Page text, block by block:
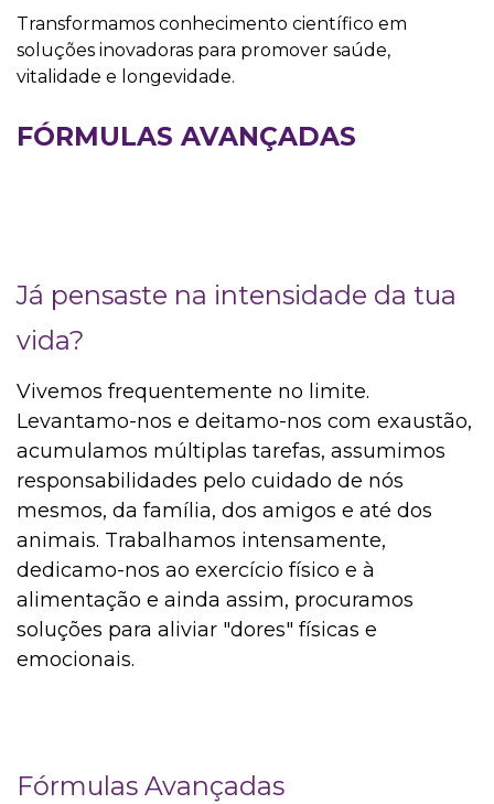
Transformamos conhecimento científico em
soluções inovadoras para promover saúde,
vitalidade e longevidade.
FÓRMULAS AVANÇADAS
Já pensaste na intensidade da tua
vida?
Vivemos frequentemente no limite.
Levantamo-nos e deitamo-nos com exaustão,
acumulamos múltiplas tarefas, assumimos
responsabilidades pelo cuidado de nós
mesmos, da família, dos amigos e até dos
animais. Trabalhamos intensamente,
dedicamo-nos ao exercício físico e à
alimentação e ainda assim, procuramos
soluções para aliviar "dores" físicas e
emocionais.
Fórmulas Avançadas